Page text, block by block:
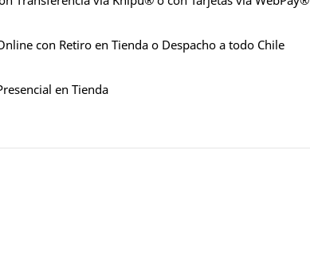
con Retiro en Tienda o Despacho a todo Chile
en Tienda